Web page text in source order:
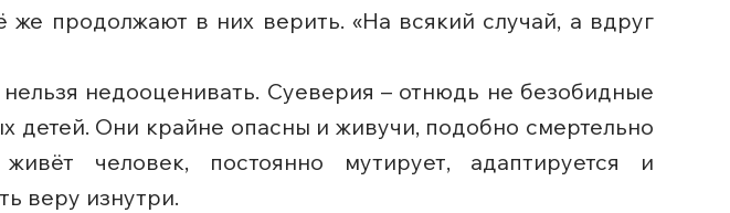
продолжают в них верить. «На всякий случай, а вдруг
недооценивать. Суеверия – отнюдь не безобидные
Они крайне опасны и живучи, подобно смертельно
человек, постоянно мутирует, адаптируется и
веру изнутри.